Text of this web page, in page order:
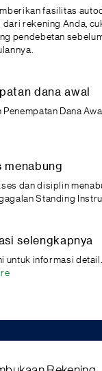
fasilitas
rekening Anda,
pendebetan
dana awal
Penempatan Dana
menabung
dan disiplin
Standing
selengkapnya
untuk informasi detail.